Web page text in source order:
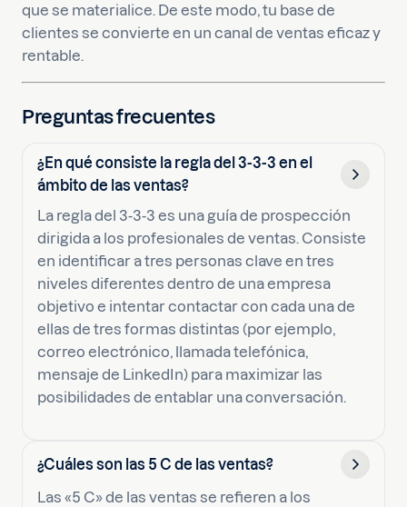
que se materialice. De este modo, tu base de
clientes se convierte en un canal de ventas eficaz y
rentable.
Preguntas frecuentes
¿En qué consiste la regla del 3-3-3 en el
ámbito de las ventas?
La regla del 3-3-3 es una guía de prospección
dirigida a los profesionales de ventas. Consiste
en identificar a tres personas clave en tres
niveles diferentes dentro de una empresa
objetivo e intentar contactar con cada una de
ellas de tres formas distintas (por ejemplo,
correo electrónico, llamada telefónica,
mensaje de LinkedIn) para maximizar las
posibilidades de entablar una conversación.
¿Cuáles son las 5 C de las ventas?
Las «5 C» de las ventas se refieren a los